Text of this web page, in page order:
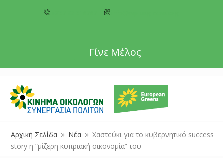
Γίνε Μέλος
Αρχική Σελίδα 9 Νέα 9 Χαστούκι για το κυβερνητικό success
story η “μίζερη κυπριακή οικονομία” του